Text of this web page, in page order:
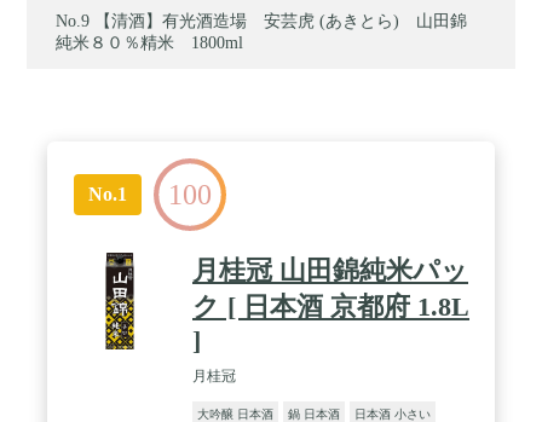
【清酒】有光酒造場 安芸虎 (あきとら) 山田錦
純米８０％精米 1800ml
No.1 100
月桂冠 山田錦純米パッ
ク [ 日本酒 京都府 1.8L
]
月桂冠
大吟醸 日本酒 鍋 日本酒 日本酒 小さい